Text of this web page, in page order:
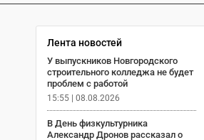
Лента новостей
У выпускников Новгородского
строительного колледжа не будет
проблем с работой
15:55 | 08.08.2026
В День физкультурника
Александр Дронов рассказал о